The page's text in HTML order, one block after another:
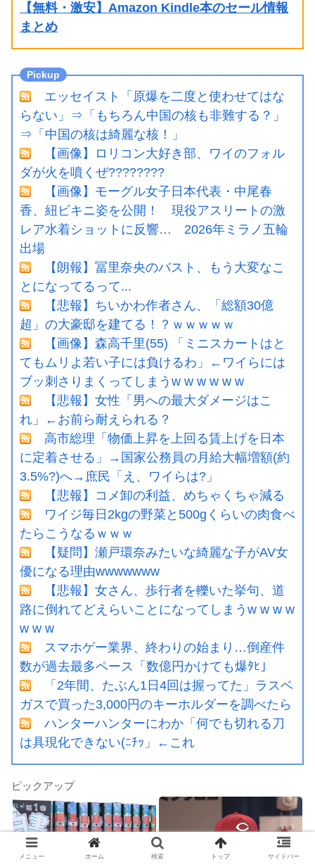
【無料・激安】Amazon Kindle本のセール情報
まとめ
エッセイスト「原爆を二度と使わせてはな
らない」⇒「もちろん中国の核も非難する？」
⇒「中国の核は綺麗な核！」
【画像】ロリコン大好き部、ワイのフォル
ダが火を噴くぜ????????
【画像】モーグル女子日本代表・中尾春
香、紐ビキニ姿を公開！ 現役アスリートの激
レア水着ショットに反響… 2026年ミラノ五輪
出場
【朗報】冨里奈央のバスト、もう大変なこ
とになってるって...
【悲報】ちいかわ作者さん、「総額30億
超」の大豪邸を建てる！？ｗｗｗｗｗ
【画像】森高千里(55) 「ミニスカートはと
てもムリよ若い子には負けるわ」←ワイらには
ブッ刺さりまくってしまうw w w w w w
【悲報】女性「男への最大ダメージはこ
れ」←お前ら耐えられる？
高市総理「物価上昇を上回る賃上げを日本
に定着させる」→国家公務員の月給大幅増額(約
3.5%?)へ→庶民「え、ワイらは?」
【悲報】コメ卸の利益、めちゃくちゃ減る
ワイジ毎日2kgの野菜と500gくらいの肉食べ
たらこうなるｗｗｗ
【疑問】瀬戸環奈みたいな綺麗な子がAV女
優になる理由wwwwwww
【悲報】女さん、歩行者を轢いた挙句、道
路に倒れてどえらいことになってしまうw w w w
w w w
スマホゲー業界、終わりの始まり…倒産件
数が過去最多ペース「数億円かけても爆ﾀﾋ」
「2年間、たぶん1日4回は握ってた」ラスベ
ガスで買った3,000円のキーホルダーを調べたら
ハンターハンターにわか「何でも切れる刀
は具現化できない(ﾆﾁｯ」←これ
ピックアップ
メニュー ホーム 検索 トップ サイドバー